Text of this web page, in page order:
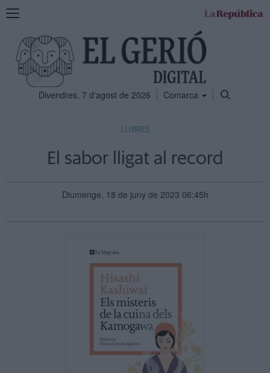
Mostra
navegació
Divendres, 7 d'agost de 2026 Comarca
LLIBRES
El sabor lligat al record
Diumenge, 18 de juny de 2023 06:45h